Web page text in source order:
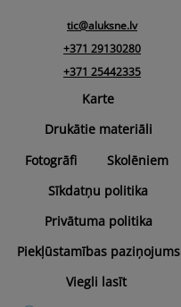
tic@aluksne.lv
+371 29130280
+371 25442335
Karte
Drukātie materiāli
Fotogrāfi
Skolēniem
Sīkdatņu politika
Privātuma politika
Piekļūstamības paziņojums
Viegli lasīt